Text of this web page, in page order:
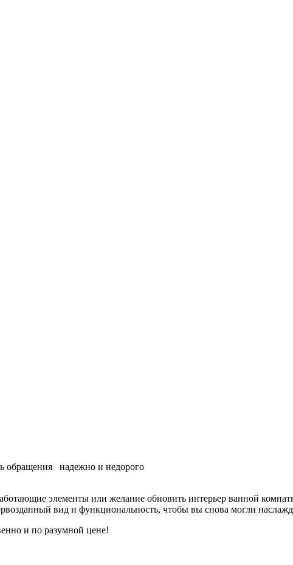
обращения
надежно и недорого
элементы или желание обновить интерьер ванной
вид и функциональность, чтобы вы снова могли
и по разумной цене!